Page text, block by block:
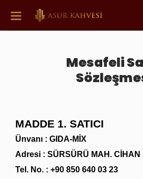
Mesafeli
MADDE 1. SATICI
Ünvanı : GIDA-MİX
Adresi : SÜRSÜRÜ MAH.
Tel. No. : +90 850 640 03 23